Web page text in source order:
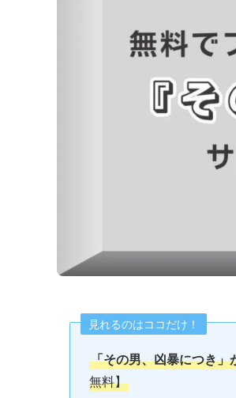
見れるのはココだけ！
「その男、凶暴につき」
無料】